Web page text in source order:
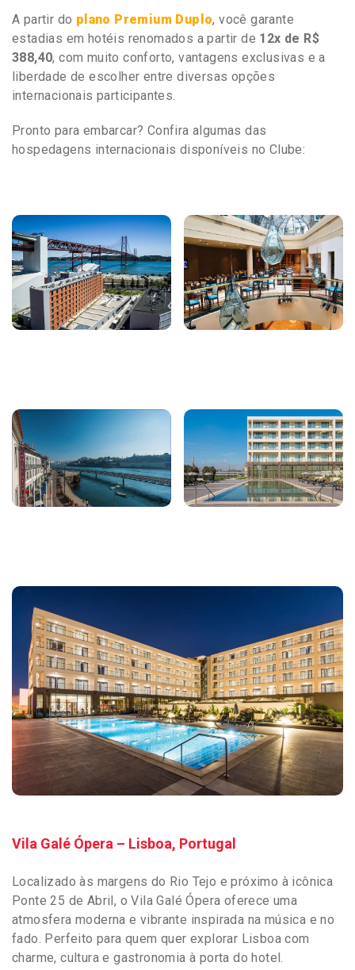
A partir do plano Premium Duplo, você garante
estadias em hotéis renomados a partir de 12x de R$
388,40, com muito conforto, vantagens exclusivas e a
liberdade de escolher entre diversas opções
internacionais participantes.
Pronto para embarcar? Confira algumas das
hospedagens internacionais disponíveis no Clube:
Vila Galé Ópera – Lisboa, Portugal
Localizado às margens do Rio Tejo e próximo à icônica
Ponte 25 de Abril, o Vila Galé Ópera oferece uma
atmosfera moderna e vibrante inspirada na música e no
fado. Perfeito para quem quer explorar Lisboa com
charme, cultura e gastronomia à porta do hotel.